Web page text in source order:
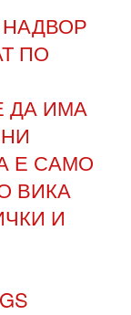
ПО
ДА ИМА
Е САМО
ВИКА
И